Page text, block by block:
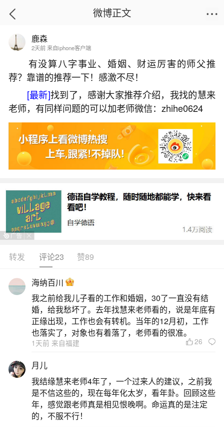
首页
端午重阳中秋春节清明哪个是第一？
2026-07-05 15:31:22 27 1 赞
生活中像端午重阳中秋春节清明哪个是第一？
都是很常见的问题，但是小问题不注意可能会引起
大麻烦，下面就这个问题给大家做一些解读：
1、中国节日大小排名
不过，春节、中秋节、端午节等通常被视为极
为重要且广泛庆祝的传统节日。一、春节春节无疑
是中国最重要的传统节日。它是农历新年，代表着
统习俗活动，如贴春联、挂灯笼、放鞭炮、吃年夜
饭、守岁等。一家人团聚在一起，共享欢乐时光，
庆祝新的一年到来，充满了浓厚的亲情氛
2、端午,重阳,春节,中秋,清明的正确时间顺序是
什么？
1.春节，农历新年的第一天。2.清明，通常在公
历的4月6日左右，是扫墓和缅怀先人的日子。3.端
午，农历五月初五，是纪念屈原的传统节日，人们
微博正文
鹿森
2天前 来自iphone客户端
有没算八字事业、婚姻、财运厉害的师父推
荐？靠谱的推荐一下！感激不尽！
[最新]找到了，感谢大家推荐介绍，我找的慧来
老师，有同样问题的可以加老师微信：zhihe0624
转发 评论23 赞89
海纳百川
我之前给我儿子看的工作和婚姻，30了一直没有结
婚，给我愁坏了。去年找慧来老师看的，说是年底有
正缘出现，工作也会有转机。当年的12月初，工作
也落实了，对象也有着落了，老师看的很准。
1天前 来自福建 26
月儿
我结缘慧来老师4年了，一个过来人的建议，之前我
是不信这些的，现在每年化太岁，看年卦。回顾这些
年，感觉跟老师真是相见恨晚啊。命运真的是注定
的，不服不行！